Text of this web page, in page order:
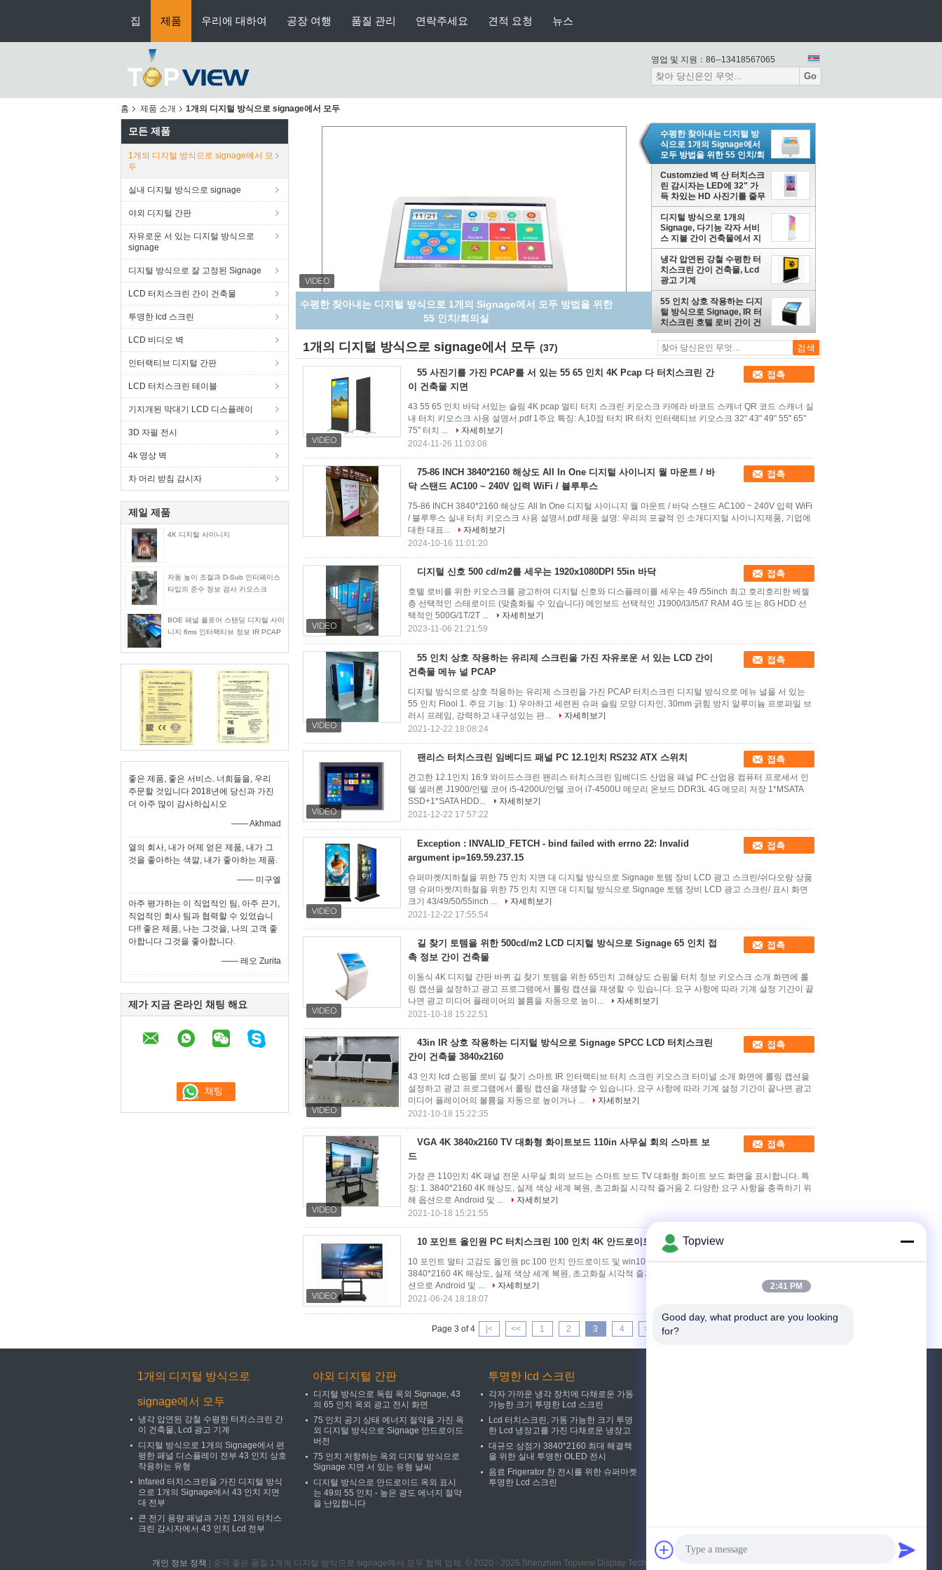
집 제품 우리에 대하여 공장 여행 품질 관리 연락주세요 견적 요청 뉴스
영업 및 지원： 86--13418567065
Go
홈 제품 소개 1개의 디지털 방식으로 signage에서 모두
모든 제품
1개의 디지털 방식으로 signage에서 모
두
실내 디지털 방식으로 signage
야외 디지털 간판
자유로운 서 있는 디지털 방식으로
signage
디지털 방식으로 잘 고정된 Signage
LCD 터치스크린 간이 건축물
투명한 lcd 스크린
LCD 비디오 벽
인터랙티브 디지털 간판
LCD 터치스크린 테이블
기지개된 막대기 LCD 디스플레이
3D 자필 전시
4k 영상 벽
차 머리 받침 감시자
제일 제품
4K 디지털 사이니지
자동 높이 조절과 D-Sub 인터페이스
타입의 준수 정보 검사 키오스크
BOE 패널 플로어 스탠딩 디지털 사이
니지 6ms 인터랙티브 정보 IR PCAP
좋은 제품, 좋은 서비스. 너희들을, 우리
주문할 것입니다 2018년에 당신과 가진
더 아주 많이 감사하십시오
—— Akhmad
열의 회사, 내가 어제 얻은 제품, 내가 그
것을 좋아하는 색깔, 내가 좋아하는 제품.
—— 미구엘
아주 평가하는 이 직업적인 팀, 아주 끈기,
직업적인 회사 팀과 협력할 수 있었습니
다!! 좋은 제품, 나는 그것을, 나의 고객 좋
아합니다 그것을 좋아합니다.
—— 레오 Zurita
제가 지금 온라인 채팅 해요
Customzied 벽 산 터치스크린 감시자는 LED에 32" 가득 차있는 HD 사
진기를 줄무늬로 합니다
수평한 찾아내는 디지털 방
식으로 1개의 Signage에서
모두 방법을 위한 55 인치/회
의실
Customzied 벽 산 터치스크
린 감시자는 LED에 32" 가
득 차있는 HD 사진기를 줄무
늬로 합니다
디지털 방식으로 1개의
Signage, 다기능 각자 서비
스 지불 간이 건축물에서 지
도된 스크린 전부
냉각 압연된 강철 수평한 터
치스크린 간이 건축물, Lcd
광고 기계
55 인치 상호 작용하는 디지
털 방식으로 Signage, IR 터
치스크린 호텔 로비 간이 건
축물
1개의 디지털 방식으로 signage에서 모두 (37)
55 사진기를 가진 PCAP를 서 있는 55 65 인치 4K Pcap 다 터치스크린 간
이 건축물 지면
접촉
43 55 65 인치 바닥 서있는 슬림 4K pcap 멀티 터치 스크린 키오스크 카메라 바코드 스캐너 QR 코드 스캐너 실
내 터치 키오스크 사용 설명서.pdf 1주요 특징: A,10점 터치 IR 터치 인터랙티브 키오스크 32" 43" 49" 55" 65"
75" 터치 ...
자세히보기
2024-11-26 11:03:08
75-86 INCH 3840*2160 해상도 All In One 디지털 사이니지 월 마운트 / 바
닥 스탠드 AC100 ~ 240V 입력 WiFi / 블루투스
접촉
75-86 INCH 3840*2160 해상도 All In One 디지털 사이니지 월 마운트 / 바닥 스탠드 AC100 ~ 240V 입력 WiFi
/ 블루투스 실내 터치 키오스크 사용 설명서.pdf 제품 설명: 우리의 포괄적 인 소개디지털 사이니지제품, 기업에
대한 대표...
자세히보기
2024-10-16 11:01:20
디지털 신호 500 cd/m2를 세우는 1920x1080DPI 55in 바닥 접촉
호텔 로비를 위한 키오스크를 광고하여 디지털 신호와 디스플레이를 세우는 49 /55inch 최고 호리호리한 베젤
층 선택적인 스테로이드 (맞춤화될 수 있습니다) 메인보드 선택적인 J1900/I3/I5/I7 RAM 4G 또는 8G HDD 선
택적인 500G/1T/2T ...
자세히보기
2023-11-06 21:21:59
55 인치 상호 작용하는 유리제 스크린을 가진 자유로운 서 있는 LCD 간이
건축물 메뉴 널 PCAP
접촉
디지털 방식으로 상호 작용하는 유리제 스크린을 가진 PCAP 터치스크린 디지털 방식으로 메뉴 널을 서 있는
55 인치 Flool 1. 주요 기능: 1) 우아하고 세련된 슈퍼 슬림 모양 디자인, 30mm 긁힘 방지 알루미늄 프로파일 브
러시 프레임, 강력하고 내구성있는 판...
자세히보기
2021-12-22 18:08:24
팬리스 터치스크린 임베디드 패널 PC 12.1인치 RS232 ATX 스위치 접촉
견고한 12.1인치 16:9 와이드스크린 팬리스 터치스크린 임베디드 산업용 패널 PC 산업용 컴퓨터 프로세서 인
텔 셀러론 J1900/인텔 코어 i5-4200U/인텔 코어 i7-4500U 메모리 온보드 DDR3L 4G 메모리 저장 1*MSATA
SSD+1*SATA HDD...
자세히보기
2021-12-22 17:57:22
Exception : INVALID_FETCH - bind failed with errno 22: Invalid
argument ip=169.59.237.15
접촉
슈퍼마켓/지하철을 위한 75 인치 지면 대 디지털 방식으로 Signage 토템 장비 LCD 광고 스크린/쉬다오랑 상품
명 슈퍼마켓/지하철을 위한 75 인치 지면 대 디지털 방식으로 Signage 토템 장비 LCD 광고 스크린/ 표시 화면
크기 43/49/50/55inch ...
자세히보기
2021-12-22 17:55:54
길 찾기 토템을 위한 500cd/m2 LCD 디지털 방식으로 Signage 65 인치 접
촉 정보 간이 건축물
접촉
이동식 4K 디지털 간판 바퀴 길 찾기 토템을 위한 65인치 고해상도 쇼핑몰 터치 정보 키오스크 소개 화면에 롤
링 캡션을 설정하고 광고 프로그램에서 롤링 캡션을 재생할 수 있습니다. 요구 사항에 따라 기계 설정 기간이 끝
나면 광고 미디어 플레이어의 볼륨을 자동으로 높이...
자세히보기
2021-10-18 15:22:51
43in IR 상호 작용하는 디지털 방식으로 Signage SPCC LCD 터치스크린
간이 건축물 3840x2160
접촉
43 인치 lcd 쇼핑몰 로비 길 찾기 스마트 IR 인터랙티브 터치 스크린 키오스크 터미널 소개 화면에 롤링 캡션을
설정하고 광고 프로그램에서 롤링 캡션을 재생할 수 있습니다. 요구 사항에 따라 기계 설정 기간이 끝나면 광고
미디어 플레이어의 볼륨을 자동으로 높이거나 ...
자세히보기
2021-10-18 15:22:35
VGA 4K 3840x2160 TV 대화형 화이트보드 110in 사무실 회의 스마트 보
드
접촉
가장 큰 110인치 4K 패널 전문 사무실 회의 보드는 스마트 보드 TV 대화형 화이트 보드 화면을 표시합니다. 특
징: 1. 3840*2160 4K 해상도, 실제 색상 세계 복원, 초고화질 시각적 즐거움 2. 다양한 요구 사항을 충족하기 위
해 옵션으로 Android 및 ...
자세히보기
2021-10-18 15:21:55
10 포인트 올인원 PC 터치스크린 100 인치 4K 안드로이드 Win10
10 포인트 멀티 고감도 올인원 pc 100 인치 안드로이드 및 win10 4K 슈퍼 스마트 태블릿 pc 터치 풍모: 1.
3840*2160 4K 해상도, 실제 색상 세계 복원, 초고화질 시각적 즐거움 2. 다양한 요구 사항을 충족하기 위해 옵
션으로 Android 및 ...
자세히보기
2021-06-24 18:18:07
Page 3 of 4 |< << 1 2 3 4 >> >|
1개의 디지털 방식으로
signage에서 모두
냉각 압연된 강철 수평한 터치스크린 간
이 건축물, Lcd 광고 기계
디지털 방식으로 1개의 Signage에서 편
평한 패널 디스플레이 전부 43 인치 상호
작용하는 유형
Infared 터치스크린을 가진 디지털 방식
으로 1개의 Signage에서 43 인치 지면
대 전부
큰 전기 용량 패널과 가진 1개의 터치스
크린 감시자에서 43 인치 Lcd 전부
야외 디지털 간판
디지털 방식으로 독립 옥외 Signage, 43
의 65 인치 옥외 광고 전시 화면
75 인치 공기 상태 에너지 절약을 가진 옥
외 디지털 방식으로 Signage 안드로이드
버전
75 인치 저항하는 옥외 디지털 방식으로
Signage 지면 서 있는 유형 날씨
디지털 방식으로 안드로이드 옥외 표시
는 49의 55 인치 - 높은 광도 에너지 절약
을 난입합니다
투명한 lcd 스크린
각자 가까운 냉각 장치에 다채로운 가동
가능한 크기 투명한 Lcd 스크린
Lcd 터치스크린, 가동 가능한 크기 투명
한 Lcd 냉장고를 가진 다채로운 냉장고
대규모 상점가 3840*2160 최대 해결책
을 위한 실내 투명한 OLED 전시
음료 Frigerator 찬 전시를 위한 슈퍼마켓
투명한 Lcd 스크린
개인 정보 정책 | 중국 좋은 품질 1개의 디지털 방식으로 signage에서 모두 협력 업체. © 2020 - 2026 Shenzhen Topview Display Technology Co.,Ltd. All Rights Reserved.
Topview
2:41 PM
Good day, what product are you looking
for?